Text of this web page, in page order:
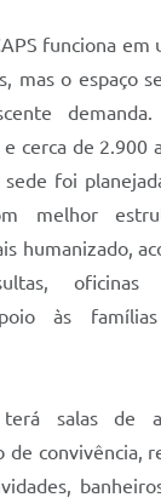
funciona em
mas o espaço
cerca de 2.900
sede foi
melhor
humanizado,
oficinas
às
salas de
de convivência,